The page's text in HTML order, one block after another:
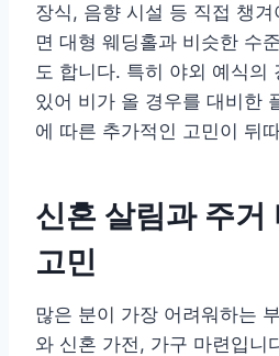
장식, 음향 시설 등 직접 챙
면 대형 웨딩홀과 비슷한 수
도 합니다. 특히 야외 예식의
있어 비가 올 경우를 대비한
에 따른 추가적인 고민이 뒤
신혼 살림과 주거
고민
많은 분이 가장 어려워하는
와 신혼 가전, 가구 마련입니